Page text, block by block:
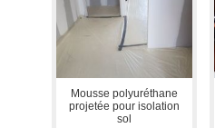
Mousse polyuréthane
projetée pour isolation
sol